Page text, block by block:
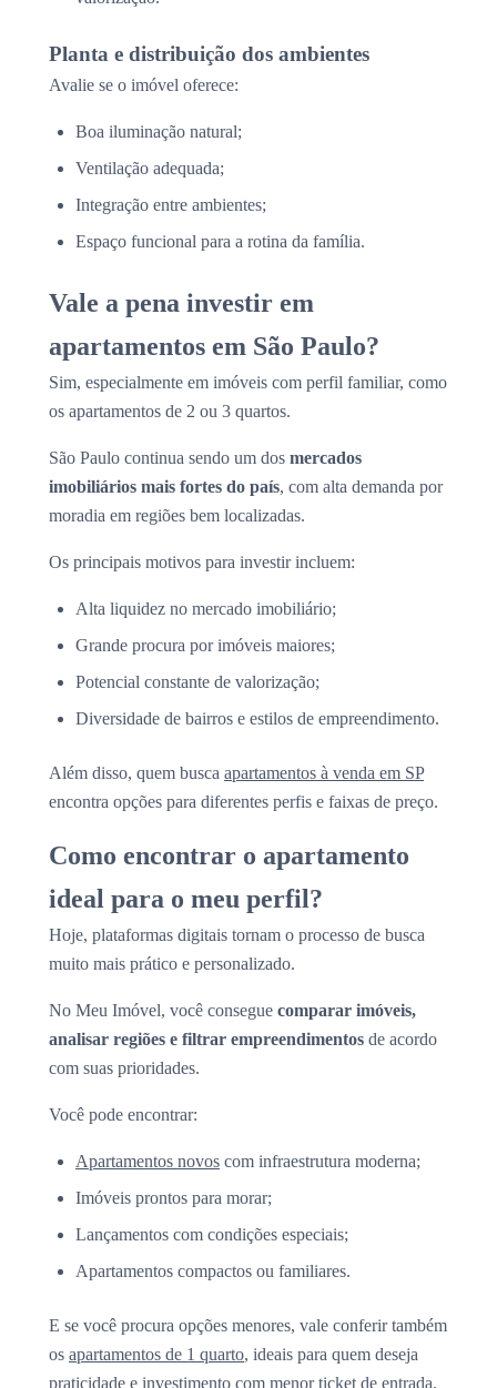
Planta e distribuição dos ambientes
Avalie se o imóvel oferece:
Boa iluminação natural;
Ventilação adequada;
Integração entre ambientes;
Espaço funcional para a rotina da família.
Vale a pena investir em
apartamentos em São Paulo?
Sim, especialmente em imóveis com perfil familiar, como
os apartamentos de 2 ou 3 quartos.
São Paulo continua sendo um dos mercados
imobiliários mais fortes do país, com alta demanda por
moradia em regiões bem localizadas.
Os principais motivos para investir incluem:
Alta liquidez no mercado imobiliário;
Grande procura por imóveis maiores;
Potencial constante de valorização;
Diversidade de bairros e estilos de empreendimento.
Além disso, quem busca apartamentos à venda em SP
encontra opções para diferentes perfis e faixas de preço.
Como encontrar o apartamento
ideal para o meu perfil?
Hoje, plataformas digitais tornam o processo de busca
muito mais prático e personalizado.
No Meu Imóvel, você consegue comparar imóveis,
analisar regiões e filtrar empreendimentos de acordo
com suas prioridades.
Você pode encontrar:
Apartamentos novos com infraestrutura moderna;
Imóveis prontos para morar;
Lançamentos com condições especiais;
Apartamentos compactos ou familiares.
E se você procura opções menores, vale conferir também
os apartamentos de 1 quarto, ideais para quem deseja
praticidade e investimento com menor ticket de entrada.